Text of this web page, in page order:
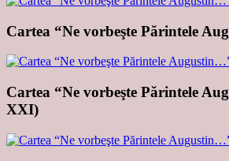
Cartea “Ne vorbeşte Părintele
Cartea “Ne vorbeşte Părintele
XXI)